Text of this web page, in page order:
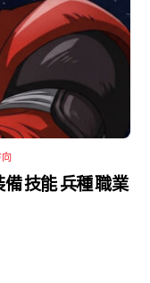
技能 兵種 職業